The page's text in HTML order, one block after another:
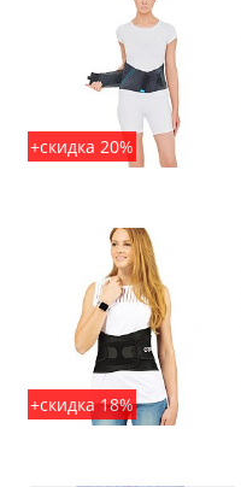
+скидка 20%
+скидка 18%